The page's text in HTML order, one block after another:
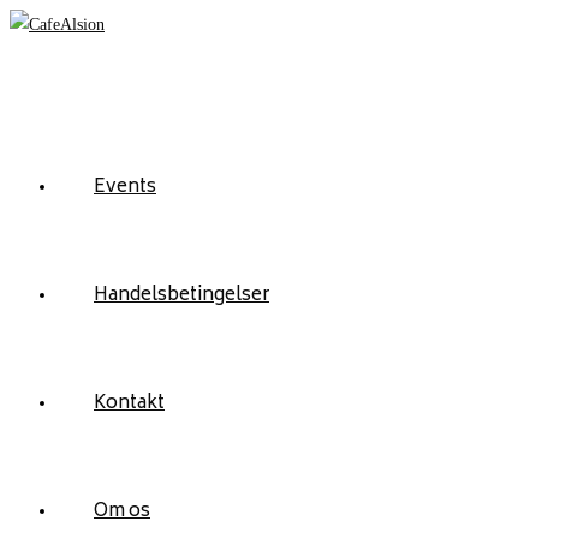
Skip
Events
Handelsbetingelser
Kontakt
Om os